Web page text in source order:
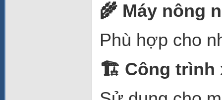
🌾 Máy nông
Phù hợp cho
🏗 Công